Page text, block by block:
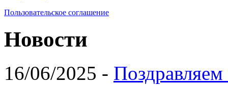
Пользовательское соглашение
Новости
16/06/2025 -